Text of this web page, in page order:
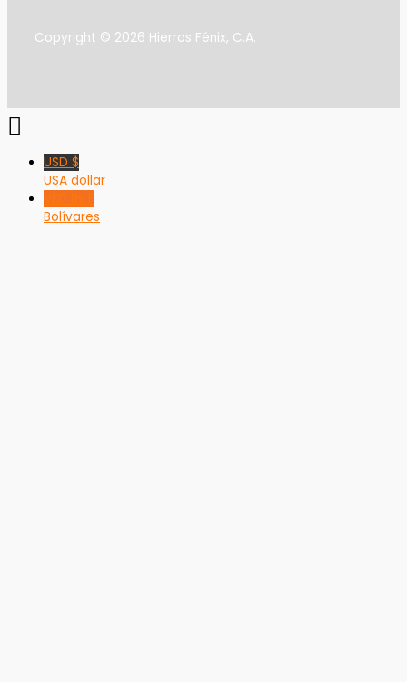
Copyright © 2026 Hierros Fénix, C.A.
USD $
USA dollar
VED Bs F
Bolívares